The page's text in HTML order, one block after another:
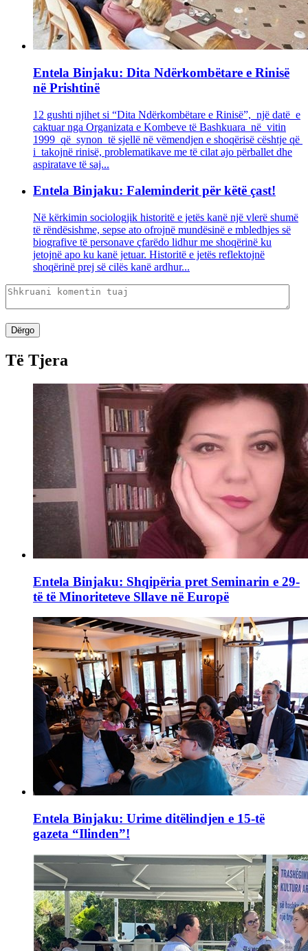
Entela Binjaku: Dita Ndërkombëtare e Rinisë
në Prishtinë
12 gushti njihet si “Dita Ndërkombëtare e Rinisë”, një datë e
caktuar nga Organizata e Kombeve të Bashkuara në vitin
1999 që synon të sjellë në vëmendjen e shoqërisë cështje që
i takojnë rinisë, problematikave me të cilat ajo përballet dhe
aspiratave të saj...
Entela Binjaku: Faleminderit për këtë çast!
Në kërkimin sociologjik historitë e jetës kanë një vlerë shumë
të rëndësishme, sepse ato ofrojnë mundësinë e mbledhjes së
biografive të personave çfarëdo lidhur me shoqërinë ku
jetojnë apo ku kanë jetuar. Historitë e jetës reflektojnë
shoqërinë prej së cilës kanë ardhur...
Dërgo
Të Tjera
Entela Binjaku: Shqipëria pret Seminarin e 29-
të të Minoriteteve Sllave në Europë
Entela Binjaku: Urime ditëlindjen e 15-të
gazeta “Ilinden”!